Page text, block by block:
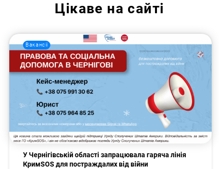
Цікаве на сайті
Вакансії
У Чернігівській області запрацювала гаряча лінія
КримSOS для постраждалих від війни